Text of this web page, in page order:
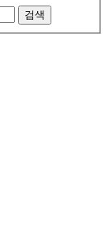
검색